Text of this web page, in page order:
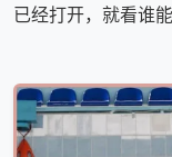
已经打开，就看谁